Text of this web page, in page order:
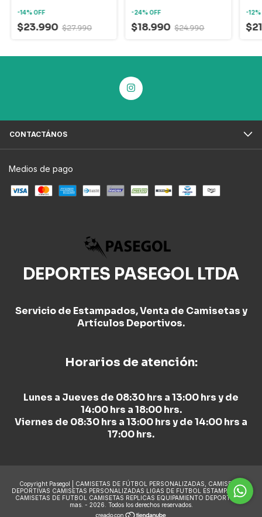
-14%OFF
$23.990 $27.990
-24%OFF
$18.990 $24.990
-12%
CONTACTÁNOS
Medios de pago
DEPORTES PASEGOL LTDA
Servicio de Estampados, Venta de Camisetas y
Artículos Deportivos.
Horarios de atención:
Lunes a Jueves de 08:30 hrs a 13:00 hrs y de
14:00 hrs a 18:00 hrs.
Viernes de 08:30 hrs a 13:00 hrs y de 14:00 hrs a
17:00 hrs.
Copyright Pasegol | CAMISETAS DE FÚTBOL PERSONALIZADAS, CAMISETAS
DEPORTIVAS CAMISETAS PERSONALIZADAS LIGAS DE FUTBOL ESTAMPADO DE
CAMISETAS DE FUTBOL CAMISETAS REPLICAS EQUIPAMIENTO DEPORTIVO y
mas. - 2026. Todos los derechos reservados.